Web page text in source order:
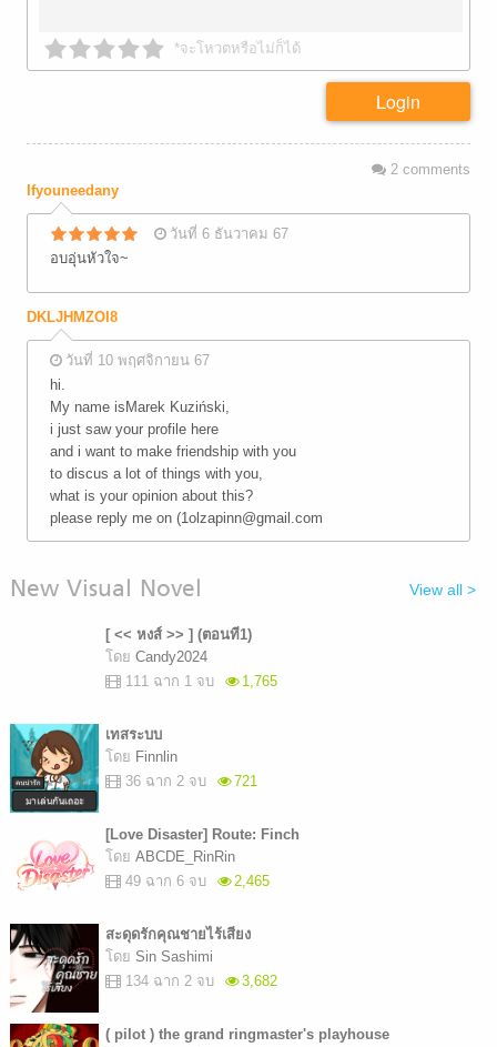
*จะโหวตหรือไม่ก็ได้
Login
2comments
Ifyouneedany
วันที่ 6 ธันวาคม 67
อบอุ่นหัวใจ~
DKLJHMZOI8
วันที่ 10 พฤศจิกายน 67
hi.
My name isMarek Kuziński,
i just saw your profile here
and i want to make friendship with you
to discus a lot of things with you,
what is your opinion about this?
please reply me on (1olzapinn@gmail.com
New Visual Novel View all >
[ << หงส์ >> ] (ตอนที1)
โดย Candy2024
111 ฉาก 1 จบ
1,765
เทสระบบ
โดย Finnlin
36 ฉาก 2 จบ
721
[Love Disaster] Route: Finch
โดย ABCDE_RinRin
49 ฉาก 6 จบ
2,465
สะดุดรักคุณชายไร้เสียง
โดย Sin Sashimi
134 ฉาก 2 จบ
3,682
( pilot ) the grand ringmaster's playhouse